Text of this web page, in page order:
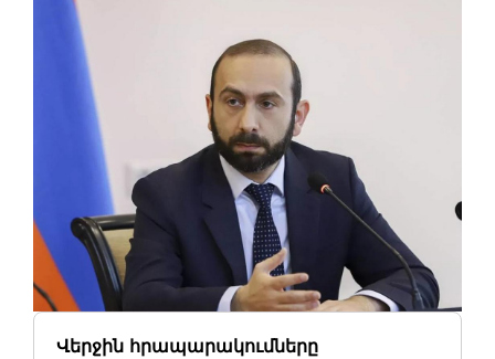
Վերջին հրապարակումները